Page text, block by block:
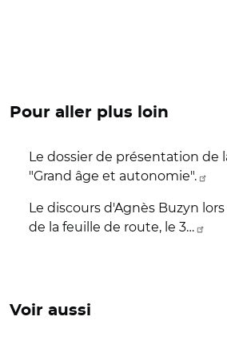
Pour aller plus loin
Le dossier de présentation de
"Grand âge et autonomie".
Le discours d'Agnès Buzyn
de la feuille de route, le 3…
Voir aussi